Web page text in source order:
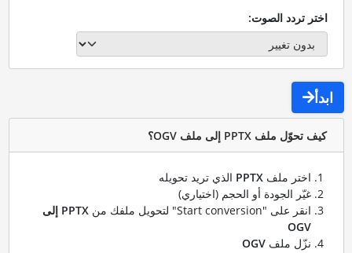
اختر تردد الصوت:
ابدأ
كيف تحوّل ملف PPTX إلى ملف OGV؟
اختر ملف PPTXالذي تريد تحويله
غيّر الجودة أو الحجم (اختياري)
انقر على "Start conversion" لتحويل ملفك من
PPTX إلى
OGV
نزّل ملف OGV